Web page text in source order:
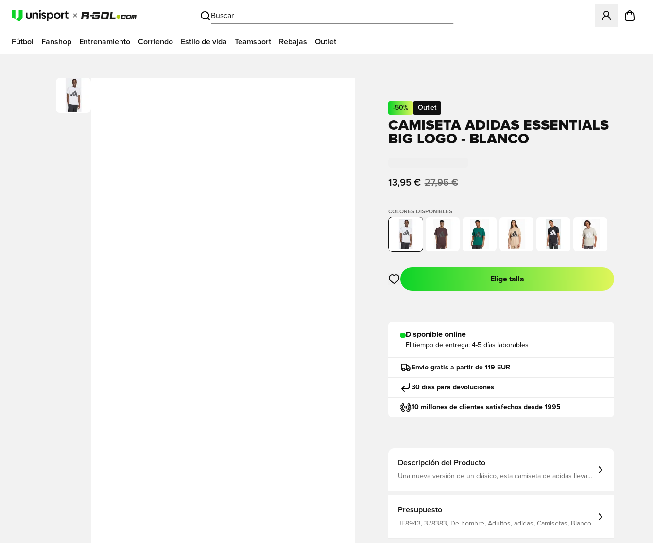
Buscar
Abre un modal
Fútbol Fanshop Entrenamiento Corriendo Estilo de vida Teamsport Rebajas Outlet
-50% Outlet
CAMISETA ADIDAS ESSENTIALS
BIG LOGO - BLANCO
13,95 € 27,95 €
COLORES DISPONIBLES
Abre un modal para iniciar sesión o registrarse como miembro
Elige talla
Disponible online
El tiempo de entrega: 4-5 días laborables
Envío gratis a partir de 119 EUR
30 días para devoluciones
10 millones de clientes satisfechos desde 1995
Descripción del Producto
Una nueva versión de un clásico, esta camiseta de adidas lleva
contacto con la piel desde el momento en que se lo pone. Esta
modelo mide 185 cm y lleva una talla 50. Su pecho mide 90 cm y
su cintura 72 cm. Corte normal Cuello redondo 100% algodón
Presupuesto
JE8943, 378383, De hombre, Adultos, adidas, Camisetas, Blanco